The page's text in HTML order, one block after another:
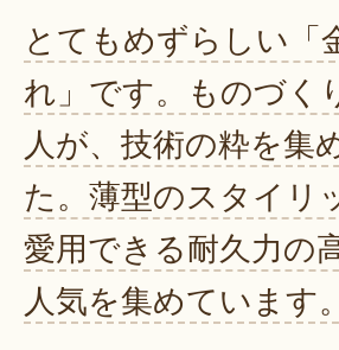
とてもめずらしい「
れ」です。ものづく
人が、技術の粋を集
た。薄型のスタイリ
愛用できる耐久力の
人気を集めています。